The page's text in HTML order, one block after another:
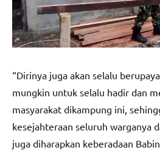
“Dirinya juga akan selalu
mungkin untuk selalu hadir dan
masyarakat dikampung ini,
kesejahteraan seluruh warganya
juga diharapkan keberadaan